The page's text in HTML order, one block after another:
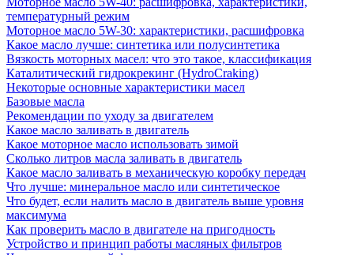
температурный режим
Моторное масло 5W-30: характеристики, расшифровка
Какое масло лучше: синтетика или полусинтетика
Вязкость моторных масел: что это такое, классификация
Каталитический гидрокрекинг (НydroСraking)
Некоторые основные характеристики масел
Базовые масла
Рекомендации по уходу за двигателем
Какое масло заливать в двигатель
Какое моторное масло использовать зимой
Сколько литров масла заливать в двигатель
Какое масло заливать в механическую коробку передач
Что лучше: минеральное масло или синтетическое
Что будет, если налить масло в двигатель выше уровня
максимума
Как проверить масло в двигателе на пригодность
Устройство и принцип работы масляных фильтров